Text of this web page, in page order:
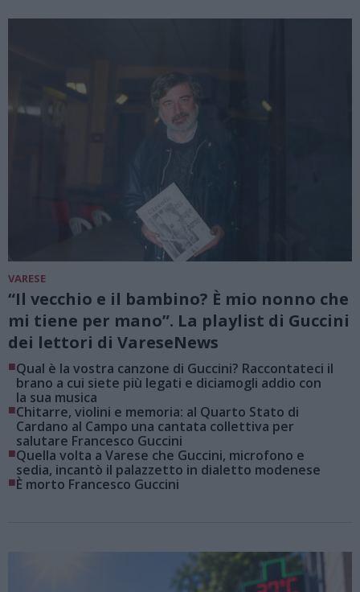
VARESE
“Il vecchio e il bambino? È mio nonno che
mi tiene per mano”. La playlist di Guccini
dei lettori di VareseNews
■Qual è la vostra canzone di Guccini? Raccontateci il
brano a cui siete più legati e diciamogli addio con
la sua musica
■Chitarre, violini e memoria: al Quarto Stato di
Cardano al Campo una cantata collettiva per
salutare Francesco Guccini
■Quella volta a Varese che Guccini, microfono e
sedia, incantò il palazzetto in dialetto modenese
■È morto Francesco Guccini